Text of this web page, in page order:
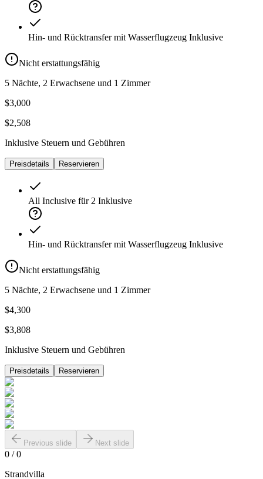
Hin- und Rücktransfer mit Wasserflugzeug Inklusive
Nicht erstattungsfähig
5 Nächte, 2 Erwachsene und 1 Zimmer
$3,000
$2,508
Inklusive Steuern und Gebühren
Preisdetails Reservieren
All Inclusive für 2 Inklusive
Hin- und Rücktransfer mit Wasserflugzeug Inklusive
Nicht erstattungsfähig
5 Nächte, 2 Erwachsene und 1 Zimmer
$4,300
$3,808
Inklusive Steuern und Gebühren
Preisdetails Reservieren
Previous slide Next slide
0 /0
Strandvilla